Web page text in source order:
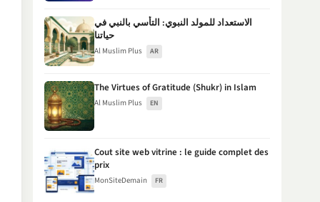
الاستعداد للمولد النبوي: التأسي بالنبي في
حياتنا
Al Muslim Plus AR
The Virtues of Gratitude (Shukr) in Islam
Al Muslim Plus EN
Cout site web vitrine : le guide complet des
prix
MonSiteDemain FR